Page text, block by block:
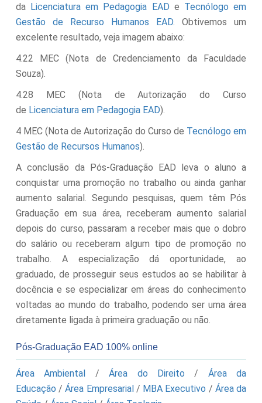
da Licenciatura em Pedagogia EAD e Tecnólogo em
Gestão de Recurso Humanos EAD . Obtivemos um
excelente resultado, veja imagem abaixo:
4.22 MEC (Nota de Credenciamento da Faculdade
Souza).
4.28 MEC (Nota de Autorização do Curso
de Licenciatura em Pedagogia EAD).
4 MEC (Nota de Autorização do Curso de Tecnólogo em
Gestão de Recursos Humanos).
A conclusão da Pós-Graduação EAD leva o aluno a
conquistar uma promoção no trabalho ou ainda ganhar
aumento salarial. Segundo pesquisas, quem têm Pós
Graduação em sua área, receberam aumento salarial
depois do curso, passaram a receber mais que o dobro
do salário ou receberam algum tipo de promoção no
trabalho. A especialização dá oportunidade, ao
graduado, de prosseguir seus estudos ao se habilitar à
docência e se especializar em áreas do conhecimento
voltadas ao mundo do trabalho, podendo ser uma área
diretamente ligada à primeira graduação ou não.
Pós-Graduação EAD 100% online
Área Ambiental /Área do Direito / Área da
Educação /Área Empresarial/ MBA Executivo / Área da